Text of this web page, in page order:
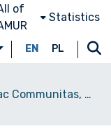
of
Statistics
EN PL
Lingua ac Communitas, 2011, Volumin 21